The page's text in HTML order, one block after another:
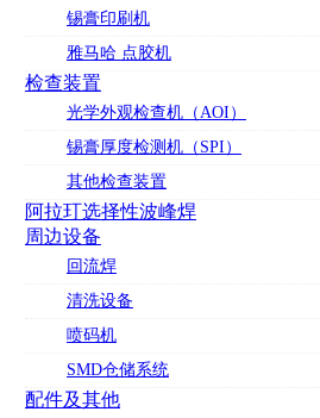
锡膏印刷机
雅马哈 点胶机
检查装置
光学外观检查机（AOI）
锡膏厚度检测机（SPI）
其他检查装置
阿拉玎选择性波峰焊
周边设备
回流焊
清洗设备
喷码机
SMD仓储系统
配件及其他